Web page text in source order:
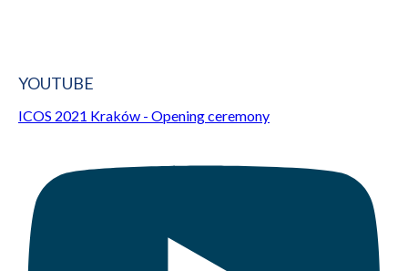
YOUTUBE
ICOS 2021 Kraków - Opening ceremony